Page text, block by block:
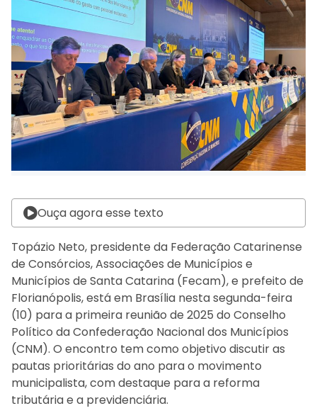
Ouça agora esse texto
Topázio Neto, presidente da Federação Catarinense
de Consórcios, Associações de Municípios e
Municípios de Santa Catarina (Fecam), e prefeito de
Florianópolis, está em Brasília nesta segunda-feira
(10) para a primeira reunião de 2025 do Conselho
Político da Confederação Nacional dos Municípios
(CNM). O encontro tem como objetivo discutir as
pautas prioritárias do ano para o movimento
municipalista, com destaque para a reforma
tributária e a previdenciária.